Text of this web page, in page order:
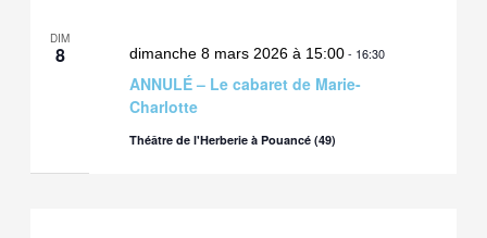
DIM
8
ANNULÉ – Le cabaret de Marie-
Charlotte
dimanche 8 mars 2026 à 15:00- 16:30
Théâtre de l'Herberie à Pouancé (49)